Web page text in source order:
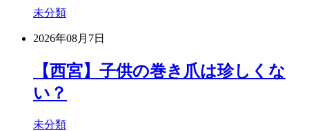
未分類
2026年08月7日
【西宮】子供の巻き爪は珍しくな
い？
未分類